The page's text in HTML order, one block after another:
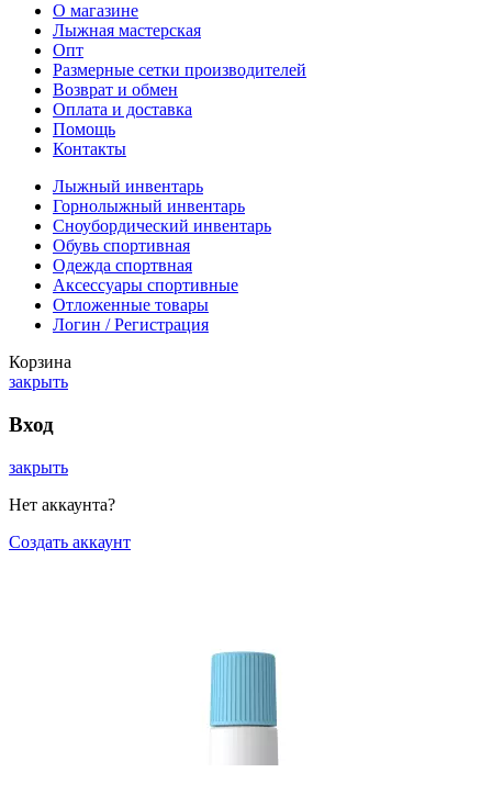
О магазине
Лыжная мастерская
Опт
Размерные сетки производителей
Возврат и обмен
Оплата и доставка
Помощь
Контакты
Лыжный инвентарь
Горнолыжный инвентарь
Сноубордический инвентарь
Обувь спортивная
Одежда спортвная
Аксессуары спортивные
Отложенные товары
Логин / Регистрация
Корзина
закрыть
Вход
закрыть
Нет аккаунта?
Создать аккаунт